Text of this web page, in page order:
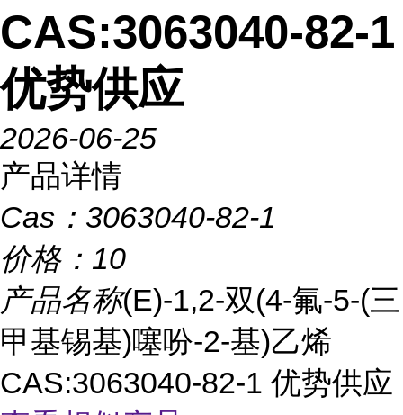
CAS:3063040-82-1
优势供应
2026-06-25
产品详情
Cas： 3063040-82-1
价格： 10
产品名称(E)-1,2-双(4-氟-5-(三
甲基锡基)噻吩-2-基)乙烯
CAS:3063040-82-1 优势供应